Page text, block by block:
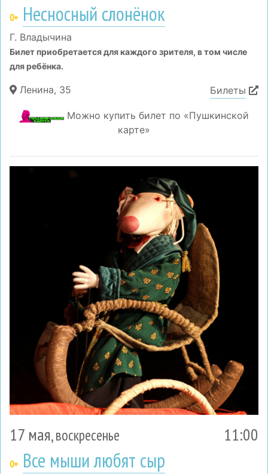
0+ Несносный слонёнок
Г. Владычина
Билет приобретается для каждого зрителя, в том числе
для ребёнка.
Ленина, 35 Билеты
Можно купить билет по «Пушкинской
карте»
17 мая, воскресенье 11:00
0+ Все мыши любят сыр